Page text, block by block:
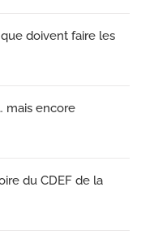
doivent faire les
mais encore
du CDEF de la